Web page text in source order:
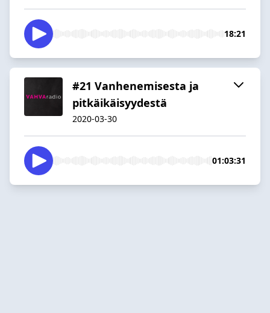
18:21
#21 Vanhenemisesta ja
pitkäikäisyydestä
2020-03-30
01:03:31